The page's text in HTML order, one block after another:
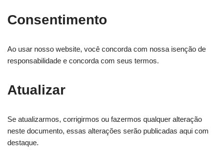
Consentimento
Ao usar nosso website, você concorda com nossa isenção de
responsabilidade e concorda com seus termos.
Atualizar
Se atualizarmos, corrigirmos ou fazermos qualquer alteração
neste documento, essas alterações serão publicadas aqui com
destaque.